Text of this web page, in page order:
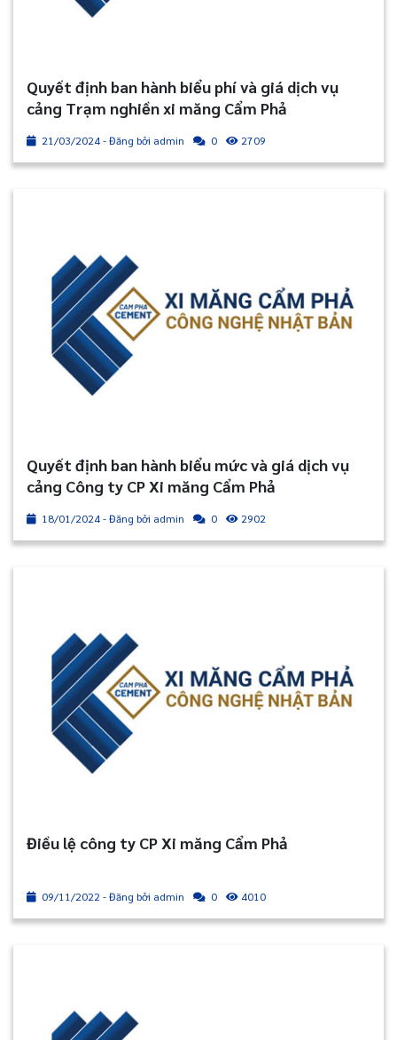
Quyết định ban hành biểu phí và giá dịch vụ
cảng Trạm nghiền xi măng Cẩm Phả
21/03/2024 - Đăng bởi admin 0 2709
Quyết định ban hành biểu mức và giá dịch vụ
cảng Công ty CP Xi măng Cẩm Phả
18/01/2024 - Đăng bởi admin 0 2902
Điều lệ công ty CP Xi măng Cẩm Phả
09/11/2022 - Đăng bởi admin 0 4010